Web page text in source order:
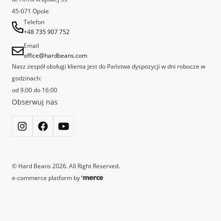
za najlepszą kawiarnię Speciality w Polsce.
45-071 Opole
Telefon
+48 735 907 752
Email
office@hardbeans.com
Nasz zespół obsługi klienta jest do Państwa dyspozycji w dni robocze w
godzinach:
od 9:00 do 16:00
Obserwuj nas
© Hard Beans 2026. All Right Reserved.
e-commerce platform by